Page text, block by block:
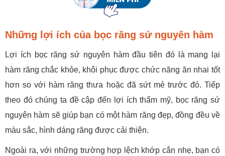
Những lợi ích của bọc răng sứ nguyên hàm
Lợi ích bọc răng sứ nguyên hàm đầu tiên đó là mang lại
hàm răng chắc khỏe, khôi phục được chức năng ăn nhai tốt
hơn so với hàm răng thưa hoặc đã sứt mẻ trước đó. Tiếp
theo đó chúng ta đề cập đến lợi ích thẩm mỹ, bọc răng sứ
nguyên hàm sẽ giúp bạn có một hàm răng đẹp, đồng đều về
màu sắc, hình dáng răng được cải thiện.
Ngoài ra, với những trường hợp lệch khớp cắn nhẹ, bạn có